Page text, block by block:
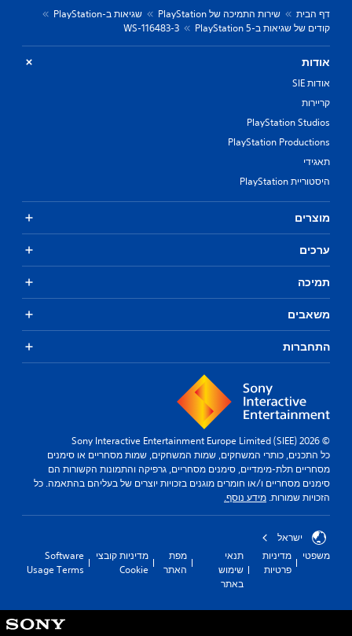
דף הבית שירות התמיכה של PlayStation
שגיאות ב-PlayStation
קודים של שגיאות ב-PlayStation 5
WS-116483-3
אודות
אודות SIE
קריירות
PlayStation Studios
PlayStation Productions
תאגידי
היסטוריית PlayStation
מוצרים
ערכים
תמיכה
משאבים
התחברות
© 2026 Sony Interactive Entertainment Europe Limited (SIEE)
כל התכנים, כותרי המשחקים, שמות המשחקים, שמות מסחריים או סימנים
מסחריים תלת-מימדיים, סימנים מסחריים, גרפיקה והתמונות הקשורות הם
סימנים מסחריים ו/או חומרים מוגנים בזכויות יוצרים של בעליהם בהתאמה. כל
הזכויות שמורות. מידע נוסף.
ישראל
משפטי
מדיניות
פרטיות
תנאי
שימוש
באתר
מפת
האתר
מדיניות קובצי
Cookie
Software
Usage Terms